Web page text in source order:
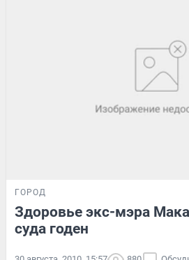
ГОРОД
Здоровье экс-мэра
суда годен